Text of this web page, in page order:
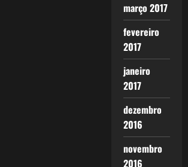
março 2017
fevereiro
2017
janeiro
2017
dezembro
2016
novembro
2016